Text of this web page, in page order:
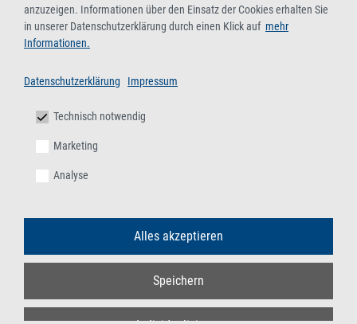
anzuzeigen. Informationen über den Einsatz der Cookies erhalten Sie
in unserer Datenschutzerklärung durch einen Klick auf mehr
Informationen.
Datenschutzerklärung Impressum
Technisch notwendig
Marketing
Analyse
Alles akzeptieren
Speichern